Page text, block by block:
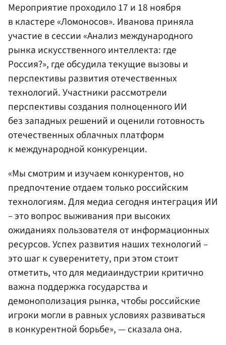
Мероприятие проходило 17 и 18 ноября
в кластере «Ломоносов». Иванова приняла
участие в сессии «Анализ международного
рынка искусственного интеллекта: где
Россия?», где обсудила текущие вызовы и
перспективы развития отечественных
технологий. Участники рассмотрели
перспективы создания полноценного ИИ
без западных решений и оценили готовность
отечественных облачных платформ
к международной конкуренции.
«Мы смотрим и изучаем конкурентов, но
предпочтение отдаем только российским
технологиям. Для медиа сегодня интеграция ИИ
– это вопрос выживания при высоких
ожиданиях пользователя от информационных
ресурсов. Успех развития наших технологий –
это шаг к суверенитету, при этом стоит
отметить, что для медиаиндустрии критично
важна поддержка государства и
демонополизация рынка, чтобы российские
игроки могли в равных условиях развиваться
в конкурентной борьбе», — сказала она.